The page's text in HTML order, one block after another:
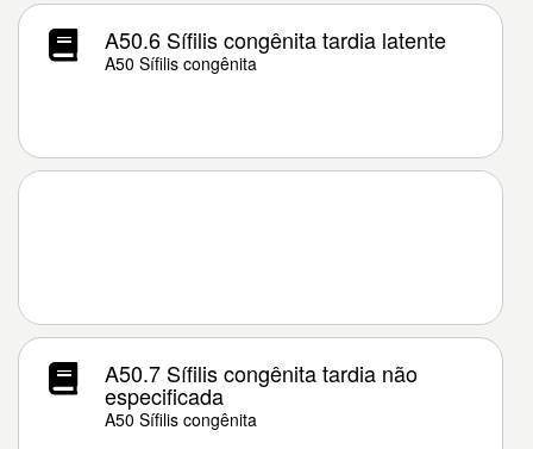
A50.6 Sífilis congênita tardia latente
A50 Sífilis congênita
A50.7 Sífilis congênita tardia não
especificada
A50 Sífilis congênita